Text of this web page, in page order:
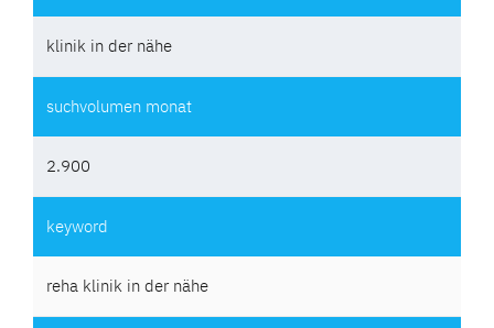
klinik in der nähe
2.900
reha klinik in der nähe